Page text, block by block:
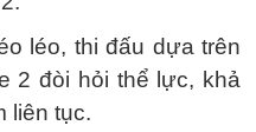
léo, thi đấu dựa trên
2 đòi hỏi thể lực, khả
liên tục.